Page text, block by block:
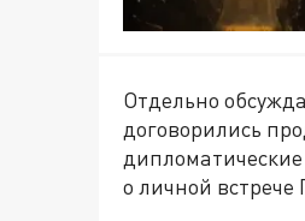
Отдельно
договорились
о личной встрече